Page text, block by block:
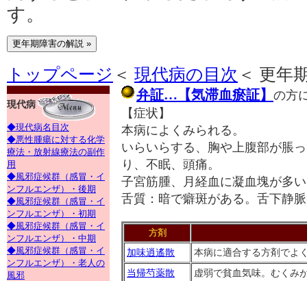
す。
トップページ ＜ 現代病の目次 ＜ 更年
弁証…【気滞血瘀証】 の方
【症状】
本病によくみられる。
いらいらする、胸や上腹部が脹
り、不眠、頭痛。
子宮筋腫、月経血に凝血塊が多
舌質：暗で癖斑がある。舌下静
方剤
加味逍遙散
本病に適合する方剤でよ
当帰芍薬散
虚弱で貧血気味。むくみ
現代病
◆現代病名目次
◆悪性腫瘍に対する化学
療法・放射線療法の副作
用
◆風邪症候群（感冒・イ
ンフルエンザ）・後期
◆風邪症候群（感冒・イ
ンフルエンザ）・初期
◆風邪症候群（感冒・イ
ンフルエンザ）・中期
◆風邪症候群（感冒・イ
ンフルエンザ）・老人の
風邪